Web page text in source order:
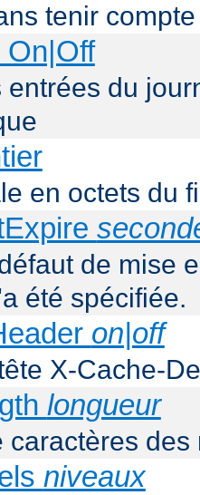
tenir
On|Off
entrées du
en octets du
de mise
été spécifiée.
on|off
X-Cache-
longueur
caractères
niveaux